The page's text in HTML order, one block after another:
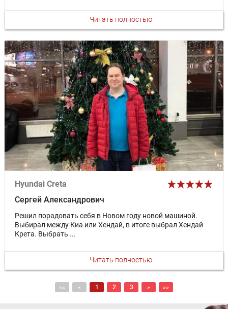
Читать полностью
Hyundai Creta
Сергей Александрович
Решил порадовать себя в Новом году новой машиной.
Выбирал между Киа или Хендай, в итоге выбрал Хендай
Крета. Выбрать ...
Читать полностью
«« « 1 2 3 » »»